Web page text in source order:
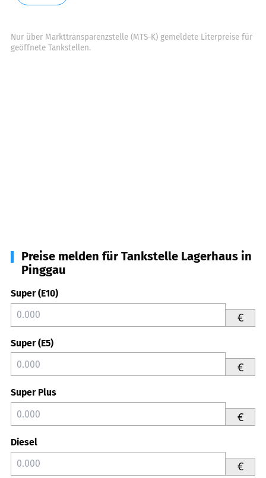
Nur über Markttransparenzstelle (MTS-K) gemeldete Literpreise für
geöffnete Tankstellen.
Preise melden für Tankstelle Lagerhaus in
Pinggau
Super (E10)
€
Super (E5)
€
Super Plus
€
Diesel
€